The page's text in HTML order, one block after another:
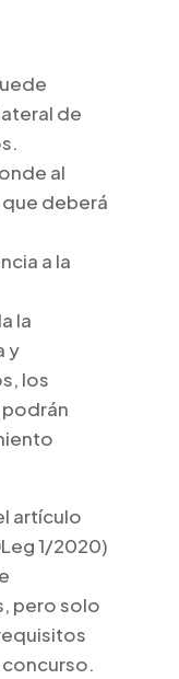
de
al
deberá
a la
la
y
los
artículo
1/2020)
pero solo